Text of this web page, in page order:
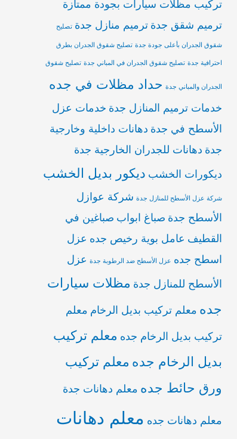
تركيب مظلات سيارات بجودة ممتازة
ترميم شقق جدة ترميم منازل جدة تصليح
شقوق الجدران بأعلى جودة جدة تصليح شقوق الجدران بطرق
احترافية جدة تصليح شقوق الجدران في المباني جدة تصليح شقوق
الجدران والمباني جدة حداد مظلات في جده
خدمات ترميم المنازل جدة خدمات عزل
الأسطح في جدة دهانات داخلية وخارجية
جدة دهانات للجدران الخارجية جدة
ديكورات الخشب ديكور بديل الخشب
شركة عزل الأسطح للمنازل جدة شركة عوازل
الأسطح جدة صباغ ابواب صباغين في
القطيف عامل بوية رخيص جده عزل
اسطح جده عزل الأسطح ضد الرطوبة جدة عزل
الأسطح للمنازل جدة مظلات سيارات
جده معلم تركيب بديل الرخام معلم
تركيب بديل الرخام جده معلم تركيب
بديل الرخام جده معلم تركيب
ورق حائط جده معلم دهانات جدة
معلم دهانات جده معلم دهانات